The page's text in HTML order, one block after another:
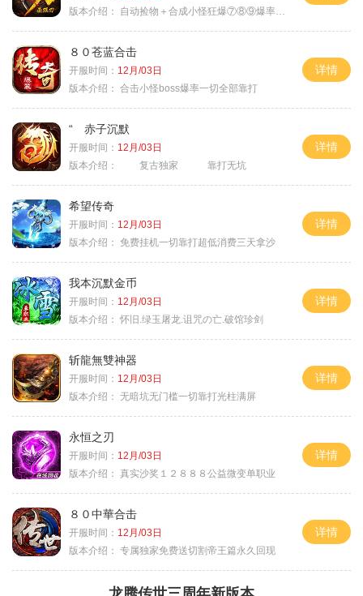
版本介绍：
自动捡物＋合成小怪狂爆⑦⑧⑨爆率+９
８０苍蓝合击
开服时间： 12月/03日
版本介绍： 合击小怪boss爆率一切全部靠打
详情
“ 赤子沉默
开服时间： 12月/03日
版本介绍：
复古独家 靠打无坑
详情
希望传奇
开服时间： 12月/03日
版本介绍： 免费挂机一切靠打超低消费三天拿沙
详情
我本沉默金币
开服时间： 12月/03日
版本介绍： 怀旧.绿玉屠龙.诅咒の亡.破馆珍剑
详情
斩龍無雙神器
开服时间： 12月/03日
版本介绍： 无暗坑无门槛一切靠打光柱满屏
详情
永恒之刃
开服时间： 12月/03日
版本介绍： 真实沙奖１２８８８公益微变单职业
详情
８０中華合击
开服时间： 12月/03日
版本介绍： 专属独家免费送切割帝王篇永久回现
详情